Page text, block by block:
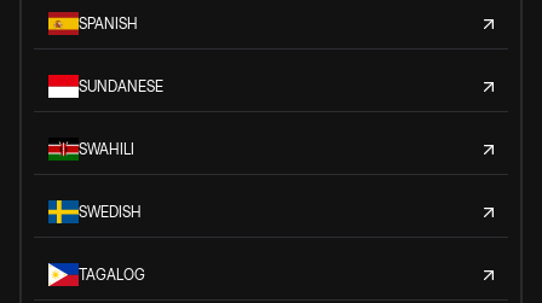
SPANISH
SUNDANESE
SWAHILI
SWEDISH
TAGALOG